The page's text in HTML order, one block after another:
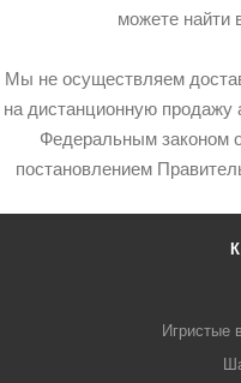
можете найти
Мы не осуществляем
на дистанционную продажу
Федеральным законом
постановлением
Игристые